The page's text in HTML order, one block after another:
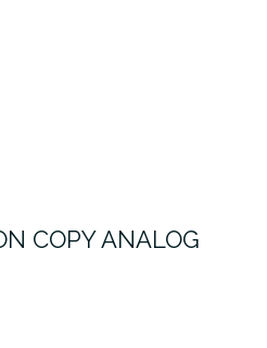
COPY ANALOG